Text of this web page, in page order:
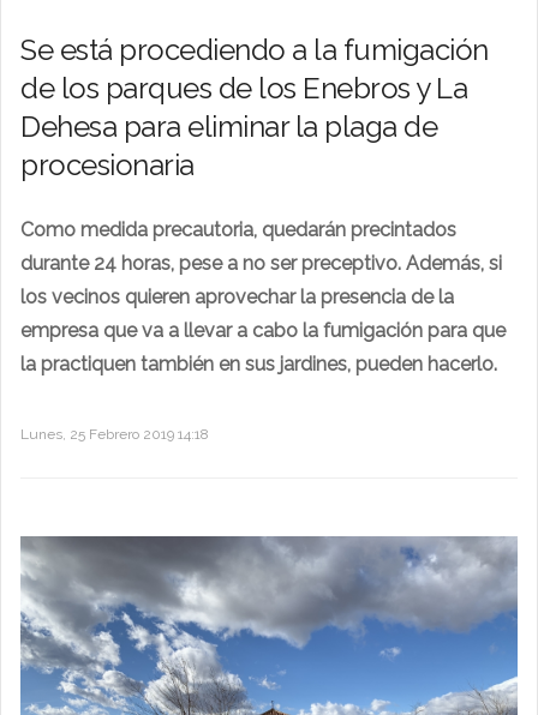
Se está procediendo a la fumigación
de los parques de los Enebros y La
Dehesa para eliminar la plaga de
procesionaria
Como medida precautoria, quedarán precintados
durante 24 horas, pese a no ser preceptivo. Además, si
los vecinos quieren aprovechar la presencia de la
empresa que va a llevar a cabo la fumigación para que
la practiquen también en sus jardines, pueden hacerlo.
Lunes, 25 Febrero 2019 14:18